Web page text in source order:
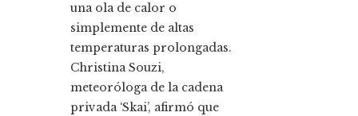
una ola de calor o
simplemente de altas
temperaturas prolongadas.
Christina Souzi,
meteoróloga de la cadena
privada ‘Skai’, afirmó que